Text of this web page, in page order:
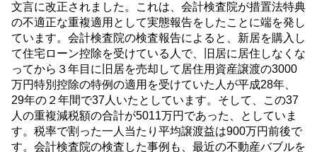
文言に改正されました。これは、会計検査院が措置法特典
の不適正な重複適用として実態報告をしたことに端を発し
ています。会計検査院の検査報告によると、新居を購入し
て住宅ローン控除を受けている人で、旧居に居住しなくな
ってから３年目に旧居を売却して居住用資産譲渡の3000
万円特別控除の特例の適用を受けていた人が平成28年、
29年の２年間で37人いたとしています。そして、この37
人の重複減税額の合計が5011万円であった、としていま
す。税率で割った一人当たり平均譲渡益は900万円前後で
す。会計検査院の検査した事例も、最近の不動産バブルを